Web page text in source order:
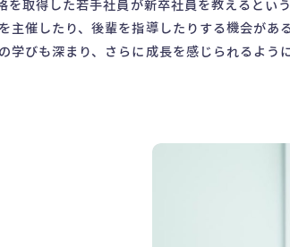
を取得した若手社員が新卒社員を教えるとい
主催したり、後輩を指導したりする機会があ
学びも深まり、さらに成長を感じられるよう